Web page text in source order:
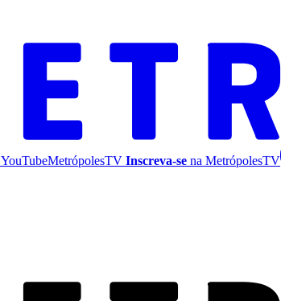
YouTubeMetrópolesTV Inscreva-se na MetrópolesTV